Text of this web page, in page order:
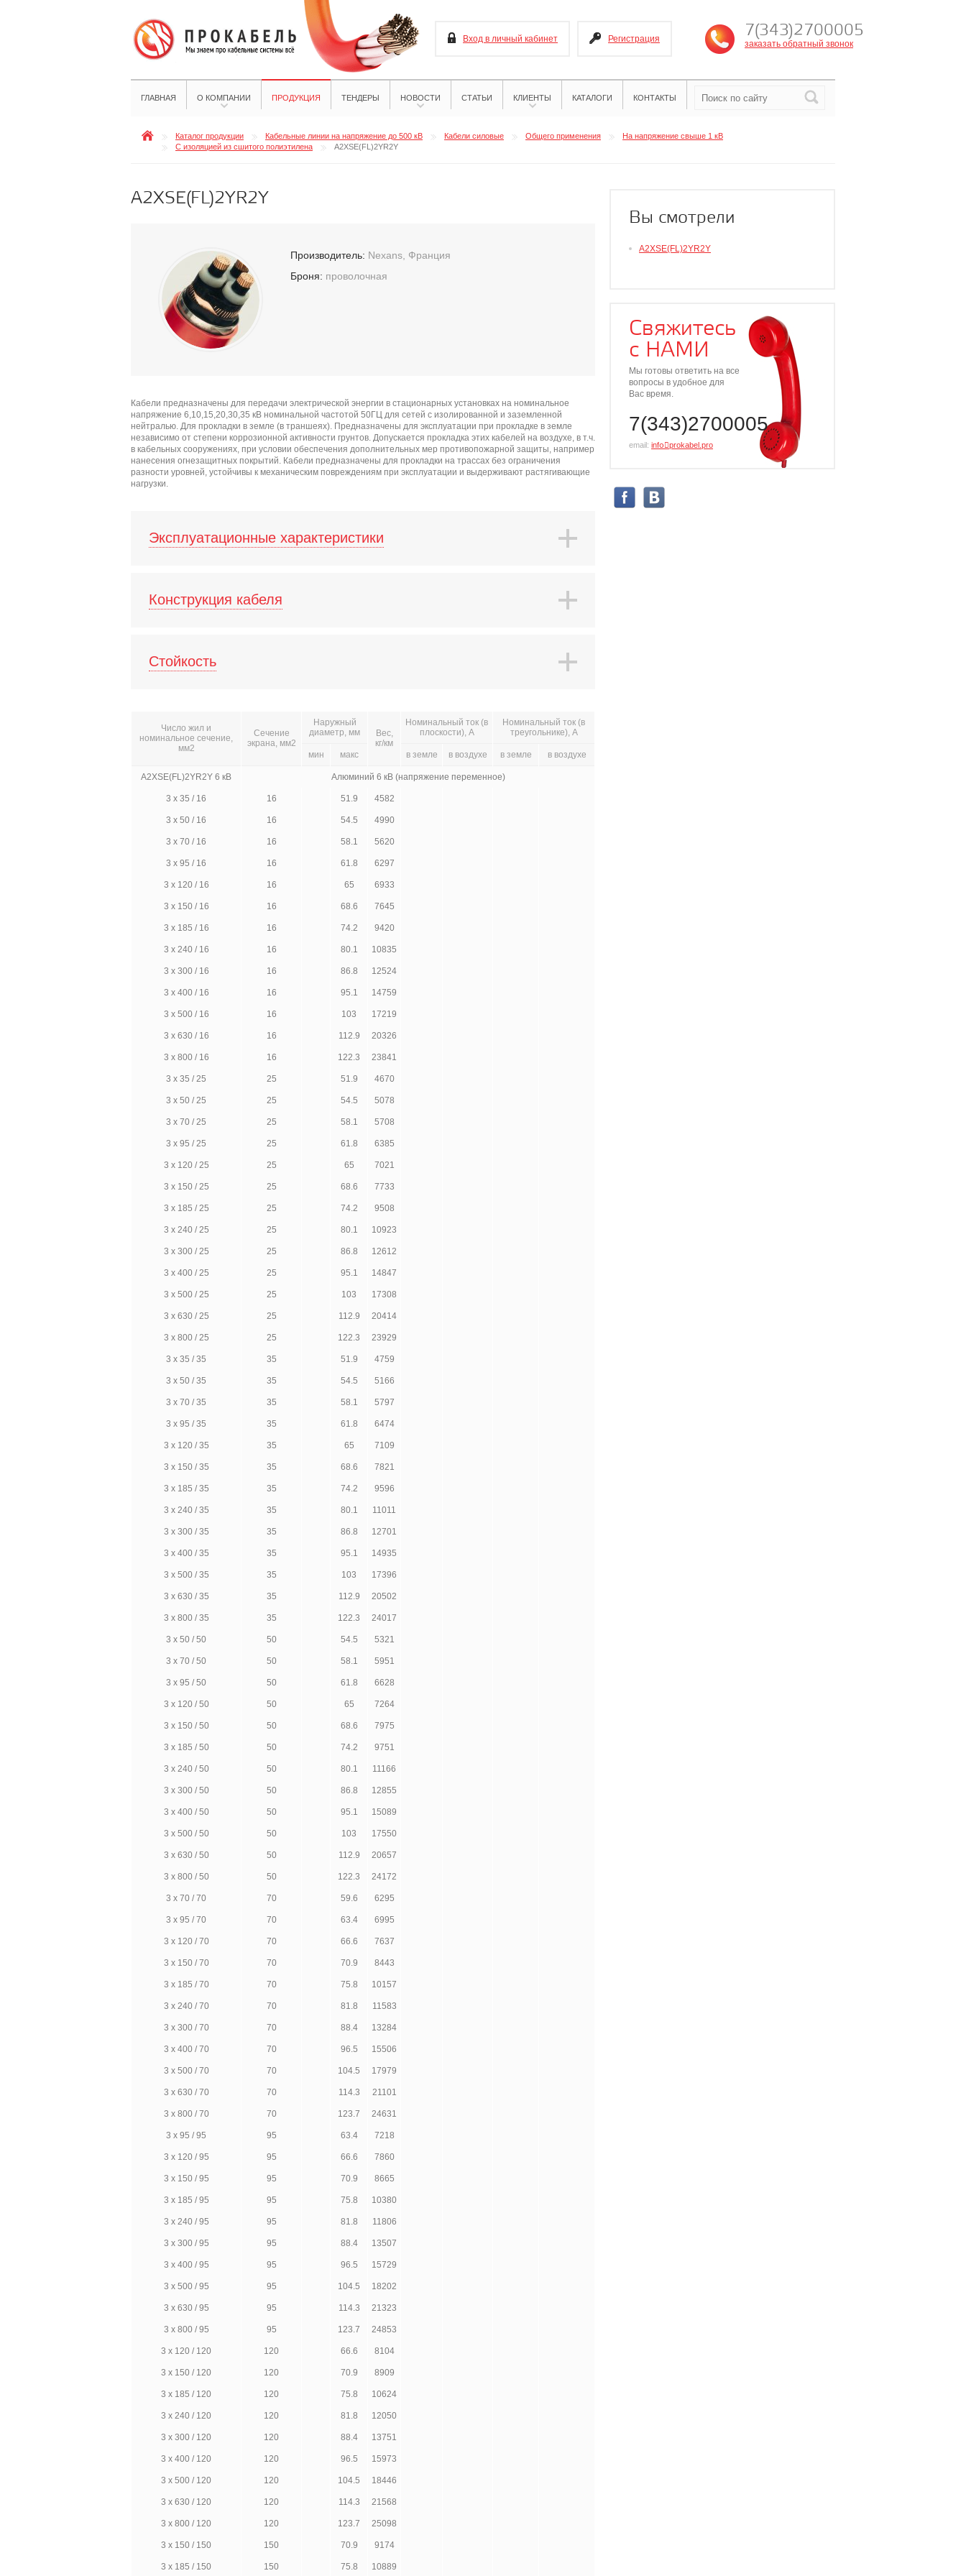
Вход в личный кабинет Регистрация 7(343)2700005
заказать обратный звонок
ГЛАВНАЯ О КОМПАНИИ ПРОДУКЦИЯ ТЕНДЕРЫ НОВОСТИ СТАТЬИ КЛИЕНТЫ КАТАЛОГИ КОНТАКТЫ
Каталог продукции Кабельные линии на напряжение до 500 кВ Кабели силовые Общего применения
На напряжение свыше 1 кВ
С изоляцией из сшитого полиэтилена
A2XSE(FL)2YR2Y
A2XSE(FL)2YR2Y
Производитель: Nexans, Франция
Броня: проволочная
Кабели предназначены для передачи электрической энергии в стационарных установках на номинальное
напряжение 6,10,15,20,30,35 кВ номинальной частотой 50ГЦ для сетей с изолированной и заземленной
нейтралью. Для прокладки в земле (в траншеях). Предназначены для эксплуатации при прокладке в земле
независимо от степени коррозионной активности грунтов. Допускается прокладка этих кабелей на воздухе, в т.ч.
в кабельных сооружениях, при условии обеспечения дополнительных мер противопожарной защиты, например
нанесения огнезащитных покрытий. Кабели предназначены для прокладки на трассах без ограничения
разности уровней, устойчивы к механическим повреждениям при эксплуатации и выдерживают растягивающие
нагрузки.
Эксплуатационные характеристики
Конструкция кабеля
Стойкость
Число жил и
номинальное сечение,
мм2
Сечение
экрана, мм2
Наружный
диаметр, мм
Вес,
кг/км
Номинальный ток (в
плоскости), А
Номинальный ток (в
треугольнике), А
мин макс в земле в воздухе в земле в воздухе
A2XSE(FL)2YR2Y 6 кВ Алюминий 6 кВ (напряжение переменное)
3 х 35 / 16 16 51.9 4582
3 х 50 / 16 16 54.5 4990
3 х 70 / 16 16 58.1 5620
3 х 95 / 16 16 61.8 6297
3 х 120 / 16 16 65 6933
3 х 150 / 16 16 68.6 7645
3 х 185 / 16 16 74.2 9420
3 х 240 / 16 16 80.1 10835
3 х 300 / 16 16 86.8 12524
3 х 400 / 16 16 95.1 14759
3 х 500 / 16 16 103 17219
3 х 630 / 16 16 112.9 20326
3 х 800 / 16 16 122.3 23841
3 х 35 / 25 25 51.9 4670
3 х 50 / 25 25 54.5 5078
3 х 70 / 25 25 58.1 5708
3 х 95 / 25 25 61.8 6385
3 х 120 / 25 25 65 7021
3 х 150 / 25 25 68.6 7733
3 х 185 / 25 25 74.2 9508
3 х 240 / 25 25 80.1 10923
3 х 300 / 25 25 86.8 12612
3 х 400 / 25 25 95.1 14847
3 х 500 / 25 25 103 17308
3 х 630 / 25 25 112.9 20414
3 х 800 / 25 25 122.3 23929
3 х 35 / 35 35 51.9 4759
3 х 50 / 35 35 54.5 5166
3 х 70 / 35 35 58.1 5797
3 х 95 / 35 35 61.8 6474
3 х 120 / 35 35 65 7109
3 х 150 / 35 35 68.6 7821
3 х 185 / 35 35 74.2 9596
3 х 240 / 35 35 80.1 11011
3 х 300 / 35 35 86.8 12701
3 х 400 / 35 35 95.1 14935
3 х 500 / 35 35 103 17396
3 х 630 / 35 35 112.9 20502
3 х 800 / 35 35 122.3 24017
3 х 50 / 50 50 54.5 5321
3 х 70 / 50 50 58.1 5951
3 х 95 / 50 50 61.8 6628
3 х 120 / 50 50 65 7264
3 х 150 / 50 50 68.6 7975
3 х 185 / 50 50 74.2 9751
3 х 240 / 50 50 80.1 11166
3 х 300 / 50 50 86.8 12855
3 х 400 / 50 50 95.1 15089
3 х 500 / 50 50 103 17550
3 х 630 / 50 50 112.9 20657
3 х 800 / 50 50 122.3 24172
3 х 70 / 70 70 59.6 6295
3 х 95 / 70 70 63.4 6995
3 х 120 / 70 70 66.6 7637
3 х 150 / 70 70 70.9 8443
3 х 185 / 70 70 75.8 10157
3 х 240 / 70 70 81.8 11583
3 х 300 / 70 70 88.4 13284
3 х 400 / 70 70 96.5 15506
3 х 500 / 70 70 104.5 17979
3 х 630 / 70 70 114.3 21101
3 х 800 / 70 70 123.7 24631
3 х 95 / 95 95 63.4 7218
3 х 120 / 95 95 66.6 7860
3 х 150 / 95 95 70.9 8665
3 х 185 / 95 95 75.8 10380
3 х 240 / 95 95 81.8 11806
3 х 300 / 95 95 88.4 13507
3 х 400 / 95 95 96.5 15729
3 х 500 / 95 95 104.5 18202
3 х 630 / 95 95 114.3 21323
3 х 800 / 95 95 123.7 24853
3 х 120 / 120 120 66.6 8104
3 х 150 / 120 120 70.9 8909
3 х 185 / 120 120 75.8 10624
3 х 240 / 120 120 81.8 12050
3 х 300 / 120 120 88.4 13751
3 х 400 / 120 120 96.5 15973
3 х 500 / 120 120 104.5 18446
3 х 630 / 120 120 114.3 21568
3 х 800 / 120 120 123.7 25098
3 х 150 / 150 150 70.9 9174
3 х 185 / 150 150 75.8 10889
Вы смотрели
A2XSE(FL)2YR2Y
Свяжитесь
с НАМИ
Мы готовы ответить на все
вопросы в удобное для
Вас время.
7(343)2700005
email: info⃝prokabel.pro